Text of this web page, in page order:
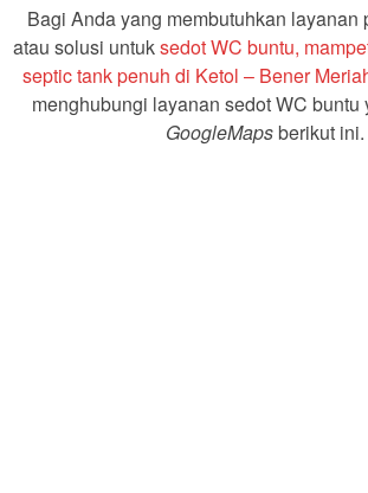
Bagi Anda yang membutuhkan layanan
atau solusi untuksedot WC buntu,
septic tank penuh di Ketol – Bener
menghubungi layanan sedot WC buntu
GoogleMapsberikut ini.